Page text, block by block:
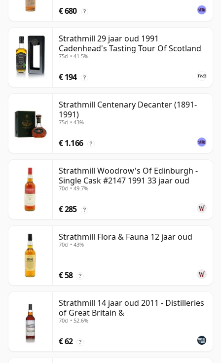
€ 680 ?
Strathmill 29 jaar oud 1991
Cadenhead's Tasting Tour Of Scotland
75cl • 41.5%
€ 194 ?
Strathmill Centenary Decanter (1891-
1991)
75cl • 43%
€ 1.166 ?
Strathmill Woodrow's Of Edinburgh -
Single Cask #2147 1991 33 jaar oud
70cl • 49.7%
€ 285 ?
Strathmill Flora & Fauna 12 jaar oud
70cl • 43%
€ 58 ?
Strathmill 14 jaar oud 2011 - Distilleries
of Great Britain &
70cl • 52.6%
€ 62 ?